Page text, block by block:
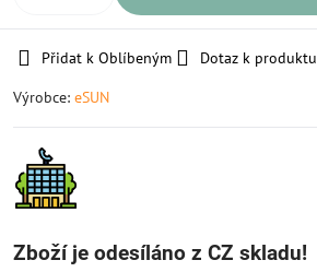
Přidat k Oblíbeným Dotaz k produktu
Výrobce: eSUN
Zboží je odesíláno z CZ skladu!